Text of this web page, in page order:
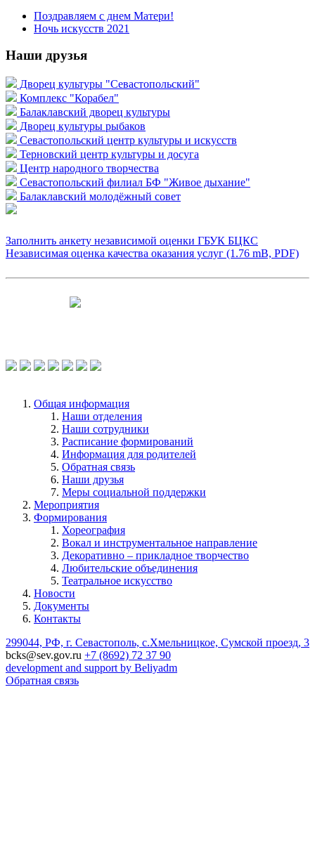
Поздравляем с днем Матери!
Ночь искусств 2021
Наши друзья
Дворец культуры "Севастопольский"
Комплекс "Корабел"
Балаклавский дворец культуры
Дворец культуры рыбаков
Севастопольский центр культуры и искусств
Терновский центр культуры и досуга
Центр народного творчества
Севастопольский филиал БФ "Живое дыхание"
Балаклавский молодёжный совет
Заполнить анкету независимой оценки ГБУК БЦКС
Независимая оценка качества оказания услуг (1.76 mB, PDF)
Общая информация
Наши отделения
Наши сотрудники
Расписание формирований
Информация для родителей
Обратная связь
Наши друзья
Меры социальной поддержки
Мероприятия
Формирования
Хореография
Вокал и инструментальное направление
Декоративно – прикладное творчество
Любительские объединения
Театральное искусство
Новости
Документы
Контакты
299044, РФ, г. Севастополь, с.Хмельницкое, Сумской проезд, 3
bcks@sev.gov.ru +7 (8692) 72 37 90
development and support by Beliyadm
Обратная связь